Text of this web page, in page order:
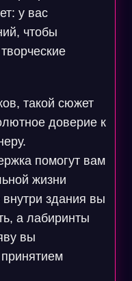
у вас
чтобы
такой сюжет
доверие к
помогут вам
жизни
здания вы
а лабиринты
вы